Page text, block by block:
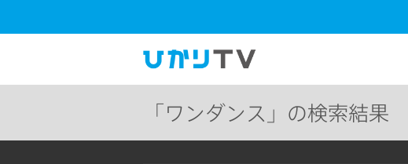
「ワンダンス」の検索結果